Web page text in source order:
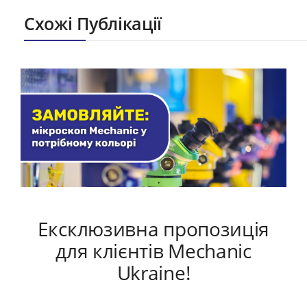
Схожі Публікації
Ексклюзивна пропозиція
для клієнтів Mechanic
Ukraine!